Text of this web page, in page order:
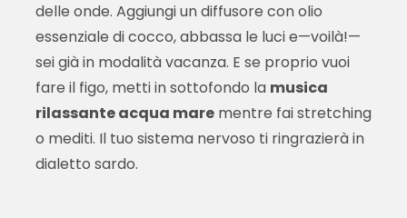
delle onde. Aggiungi un diffusore con olio
essenziale di cocco, abbassa le luci e—voilà!—
sei già in modalità vacanza. E se proprio vuoi
fare il figo, metti in sottofondo la musica
rilassante acqua marementre fai stretching
o mediti. Il tuo sistema nervoso ti ringrazierà in
dialetto sardo.